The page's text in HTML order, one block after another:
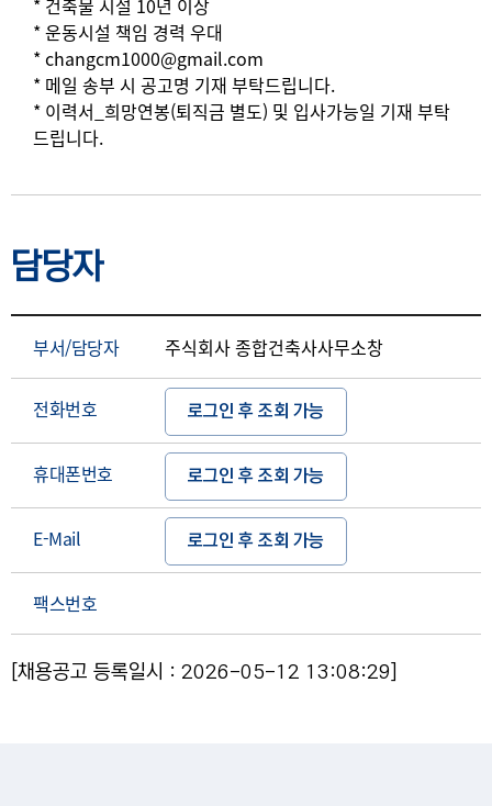
* 건축물 시설 10년 이상
* 운동시설 책임 경력 우대
* changcm1000@gmail.com
* 메일 송부 시 공고명 기재 부탁드립니다.
* 이력서_희망연봉(퇴직금 별도) 및 입사가능일 기재 부탁
드립니다.
담당자
부서/담당자 주식회사 종합건축사사무소창
전화번호 로그인 후 조회 가능
휴대폰번호 로그인 후 조회 가능
E-Mail 로그인 후 조회 가능
팩스번호
[채용공고 등록일시 : 2026-05-12 13:08:29]